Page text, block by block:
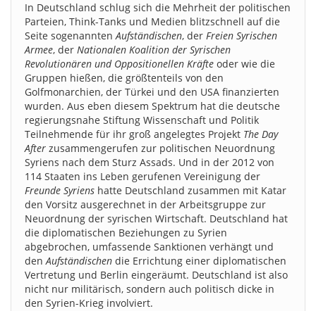
In Deutschland schlug sich die Mehrheit der politischen
Parteien, Think-Tanks und Medien blitzschnell auf die
Seite sogenanntenAufständischen, der Freien Syrischen
Armee, der Nationalen Koalition der Syrischen
Revolutionären und Oppositionellen Kräfte oder wie die
Gruppen hießen, die größtenteils von den
Golfmonarchien, der Türkei und den USA finanzierten
wurden. Aus eben diesem Spektrum hat die deutsche
regierungsnahe Stiftung Wissenschaft und Politik
Teilnehmende für ihr groß angelegtes Projekt The Day
After zusammengerufen zur politischen Neuordnung
Syriens nach dem Sturz Assads. Und in der 2012 von
114 Staaten ins Leben gerufenen Vereinigung der
Freunde Syriens hatte Deutschland zusammen mit Katar
den Vorsitz ausgerechnet in der Arbeitsgruppe zur
Neuordnung der syrischen Wirtschaft. Deutschland hat
die diplomatischen Beziehungen zu Syrien
abgebrochen, umfassende Sanktionen verhängt und
denAufständischen die Errichtung einer diplomatischen
Vertretung und Berlin eingeräumt. Deutschland ist also
nicht nur militärisch, sondern auch politisch dicke in
den Syrien-Krieg involviert.